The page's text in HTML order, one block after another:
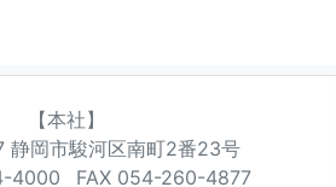
【本社】
静岡市駿河区南町2番23号
4000
FAX 054-260-4877